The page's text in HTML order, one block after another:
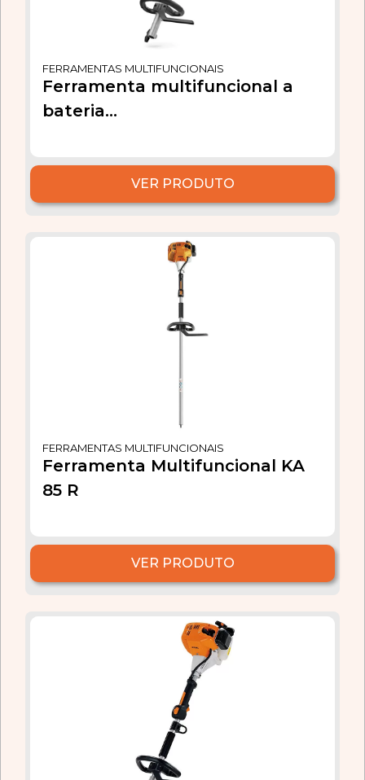
FERRAMENTAS MULTIFUNCIONAIS
Ferramenta multifuncional a
bateria...
VER PRODUTO
FERRAMENTAS MULTIFUNCIONAIS
Ferramenta Multifuncional KA
85 R
VER PRODUTO